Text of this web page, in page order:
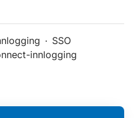
· SSO
innlogging